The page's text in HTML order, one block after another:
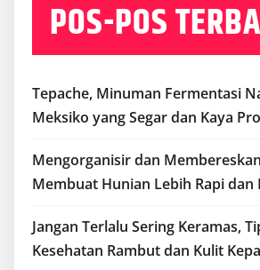
POS-POS
Tepache, Minuman Fermentasi
Meksiko yang Segar dan Kaya
Mengorganisir dan
Membuat Hunian Lebih Rapi dan
Jangan Terlalu Sering Keramas,
Kesehatan Rambut dan Kulit